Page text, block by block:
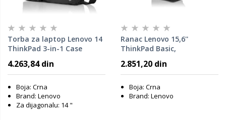
Torba za laptop Lenovo 14
ThinkPad 3-in-1 Case
4.263,84 din
Boja: Crna
Brand: Lenovo
Za dijagonalu: 14 "
Ranac Lenovo 15,6''
ThinkPad Basic,
2.851,20 din
Boja: Crna
Brand: Lenovo